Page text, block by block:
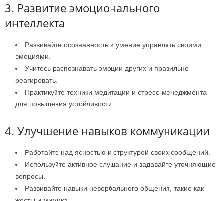
3. Развитие эмоционального
интеллекта
Развивайте осознанность и умение управлять своими
эмоциями.
Учитесь распознавать эмоции других и правильно
реагировать.
Практикуйте техники медитации и стресс-менеджмента
для повышения устойчивости.
4. Улучшение навыков коммуникации
Работайте над ясностью и структурой своих сообщений.
Используйте активное слушание и задавайте уточняющие
вопросы.
Развивайте навыки невербального общения, такие как